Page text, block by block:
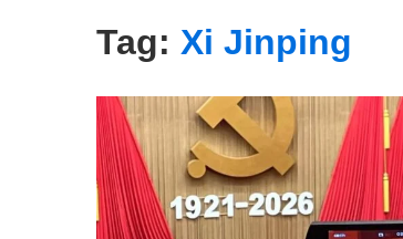
Tag: Xi Jinping